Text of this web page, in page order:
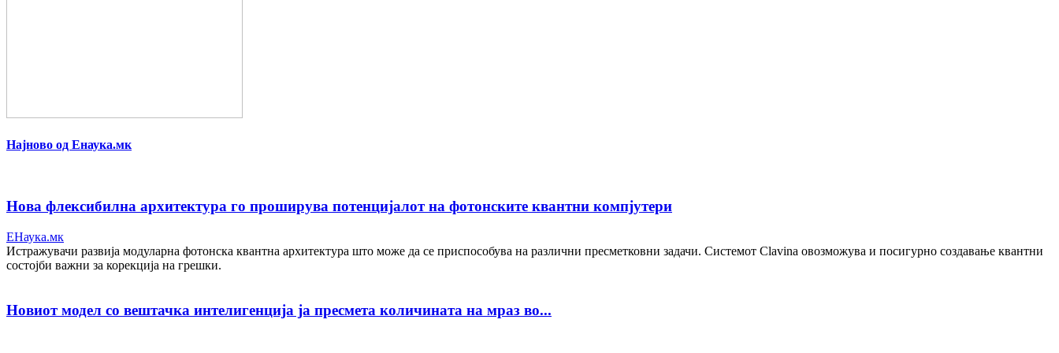
Најново од Енаука.мк
Нова флексибилна архитектура го проширува потенцијалот на фотонските квантни компјутери
ЕНаука.мк
Истражувачи развија модуларна фотонска квантна архитектура што може да се приспособува на различни пресметковни задачи. Системот Clavina овозможува и посигурно создавање квантни
состојби важни за корекција на грешки.
Новиот модел со вештачка интелигенција ја пресмета количината на мраз во...